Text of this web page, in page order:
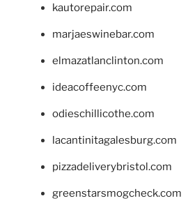
kautorepair.com
marjaeswinebar.com
elmazatlanclinton.com
ideacoffeenyc.com
odieschillicothe.com
lacantinitagalesburg.com
pizzadeliverybristol.com
greenstarsmogcheck.com